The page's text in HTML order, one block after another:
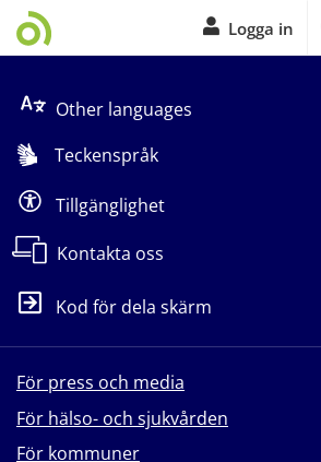
Logga in
Other languages
Teckenspråk
Tillgänglighet
Kontakta oss
Kod för dela skärm
För press och media
För hälso- och sjukvården
För kommuner